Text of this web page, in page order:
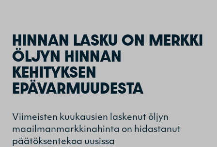
HINNAN LASKU ON MERKKI
ÖLJYN HINNAN
KEHITYKSEN
EPÄVARMUUDESTA
Viimeisten kuukausien laskenut öljyn
maailmanmarkkinahinta on hidastanut
päätöksentekoa uusissa